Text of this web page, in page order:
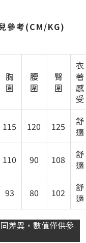
參考(CM/KG)
胸
圍
腰
圍
臀
圍
衣
著
感
受
115 120 125
舒
適
110 90 108
舒
適
93 80 102
舒
適
差異，數值僅供參